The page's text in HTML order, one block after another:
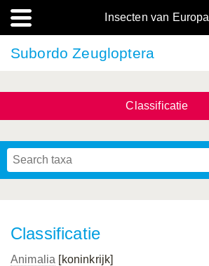
Insecten van Europa
Subordo Zeugloptera
Classificatie
Classificatie
Animalia [koninkrijk]